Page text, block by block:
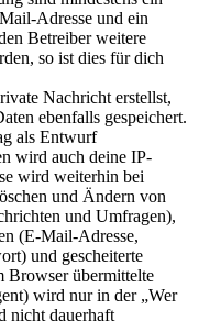
Adresse und ein
Betreiber weitere
so ist dies für dich
Nachricht erstellst,
ebenfalls gespeichert.
als Entwurf
wird auch deine IP-
wird weiterhin bei
und Ändern von
und Umfragen),
(E-Mail-Adresse,
und gescheiterte
Browser übermittelte
wird nur in der „Wer
nicht dauerhaft